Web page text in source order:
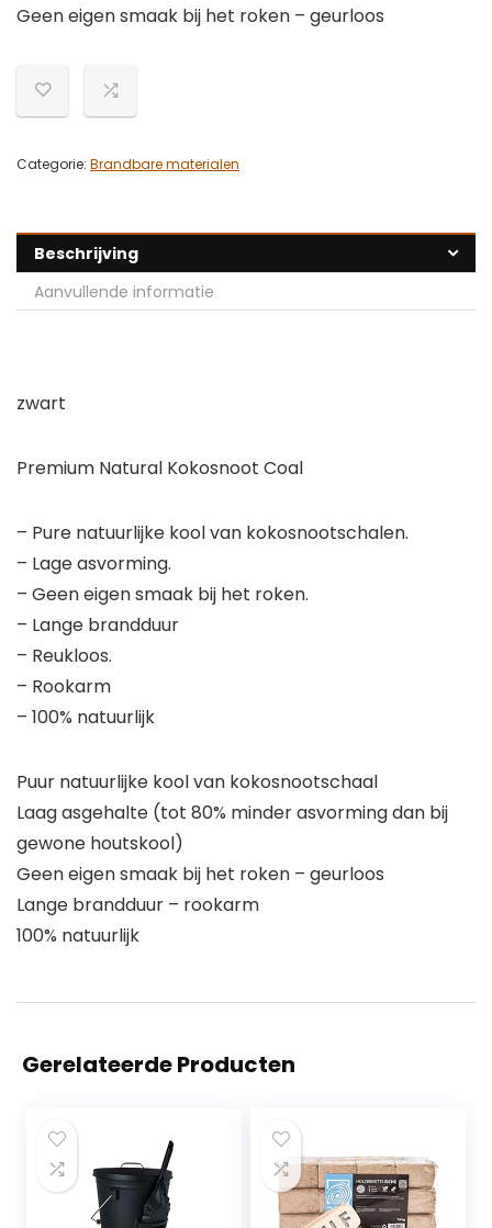
Geen eigen smaak bij het roken – geurloos
Categorie: Brandbare materialen
Beschrijving
Aanvullende informatie
zwart
Premium Natural Kokosnoot Coal
– Pure natuurlijke kool van kokosnootschalen.
– Lage asvorming.
– Geen eigen smaak bij het roken.
– Lange brandduur
– Reukloos.
– Rookarm
– 100% natuurlijk
Puur natuurlijke kool van kokosnootschaal
Laag asgehalte (tot 80% minder asvorming dan bij
gewone houtskool)
Geen eigen smaak bij het roken – geurloos
Lange brandduur – rookarm
100% natuurlijk
Gerelateerde Producten